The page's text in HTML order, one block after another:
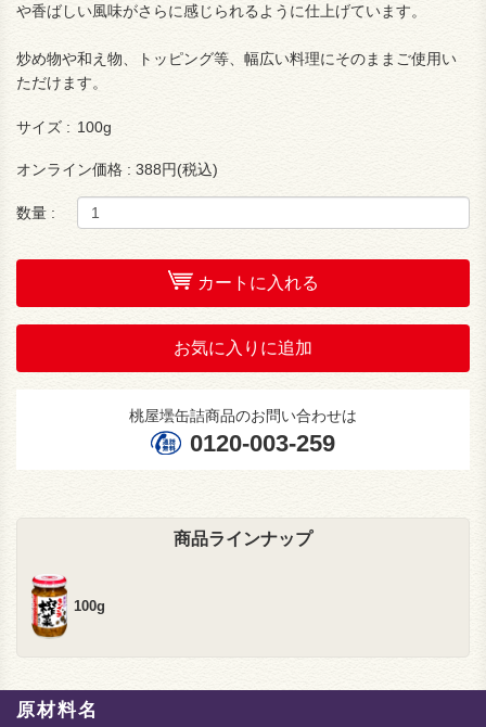
や香ばしい風味がさらに感じられるように仕上げています。
炒め物や和え物、トッピング等、幅広い料理にそのままご使用い
ただけます。
サイズ : 100g
オンライン価格 : 388円(税込)
数量 :
カートに入れる
お気に入りに追加
桃屋壜缶詰商品のお問い合わせは
0120-003-259
商品ラインナップ
100g
原材料名